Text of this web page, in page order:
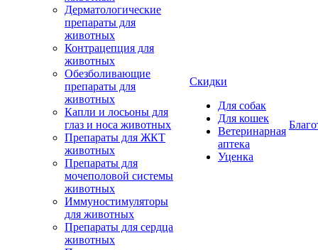
Дерматологические
препараты для
животных
Контрацепция для
животных
Обезболивающие
препараты для
животных
Капли и лосьоны для
глаз и носа животных
Препараты для ЖКТ
животных
Препараты для
мочеполовой системы
животных
Иммуностимуляторы
для животных
Препараты для сердца
животных
Скидки
Для собак
Для кошек
Ветеринарная
аптека
Уценка